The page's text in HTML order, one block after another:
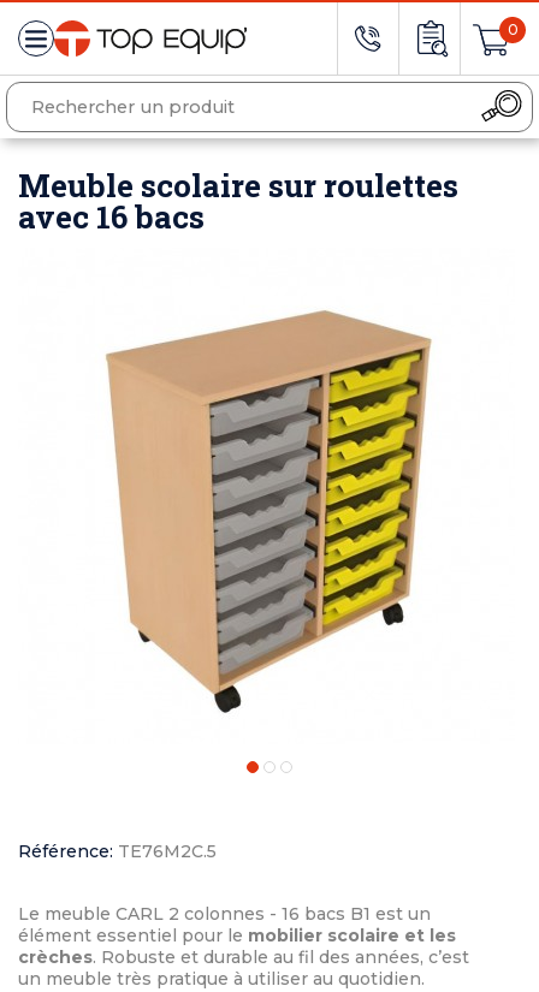
0
Meuble scolaire sur roulettes
avec 16 bacs
Référence: TE76M2C.5
Le meuble CARL 2 colonnes - 16 bacs B1 est un
élément essentiel pour le mobilier scolaire et les
crèches. Robuste et durable au fil des années, c’est
un meuble très pratique à utiliser au quotidien.